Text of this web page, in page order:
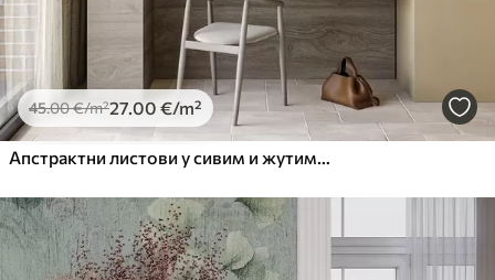
45.00€/m²27.00 €/m²
Апстрактни листови у сивим и жутим тоновима